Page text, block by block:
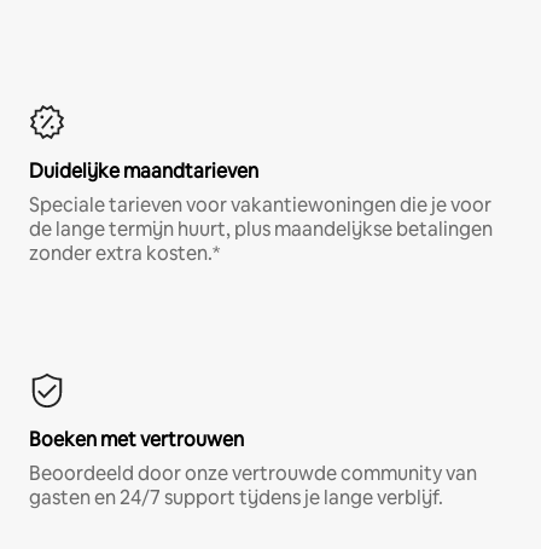
Duidelijke maandtarieven
Speciale tarieven voor vakantiewoningen die je voor
de lange termijn huurt, plus maandelijkse betalingen
zonder extra kosten.*
Boeken met vertrouwen
Beoordeeld door onze vertrouwde community van
gasten en 24/7 support tijdens je lange verblijf.